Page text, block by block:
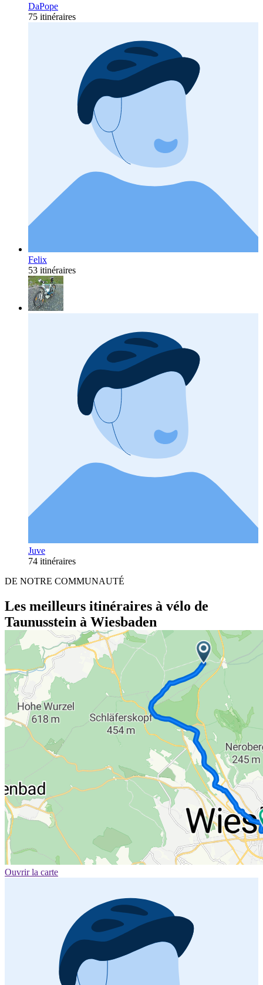
DaPope
75 itinéraires
Felix
53 itinéraires
Juve
74 itinéraires
DE NOTRE COMMUNAUTÉ
Les meilleurs itinéraires à vélo de
Taunusstein à Wiesbaden
Ouvrir la carte